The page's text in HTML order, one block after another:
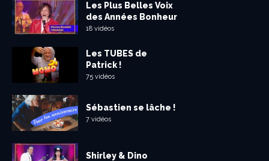
Les Plus Belles Voix
des Années Bonheur
18 vidéos
Les TUBES de
Patrick !
75 vidéos
Sébastien se lâche !
7 vidéos
Shirley & Dino